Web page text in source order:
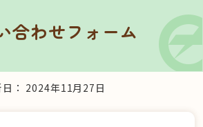
合わせフォーム
： 2024年11月27日